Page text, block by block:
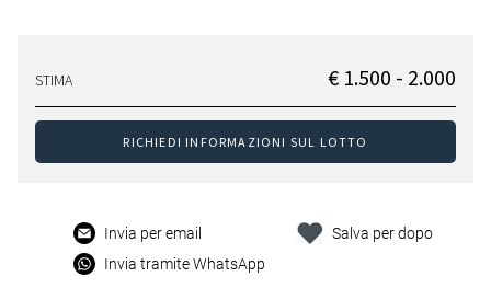
STIMA € 1.500 - 2.000
RICHIEDI INFORMAZIONI SUL LOTTO
Invia per email
Invia tramite WhatsApp
Salva per dopo